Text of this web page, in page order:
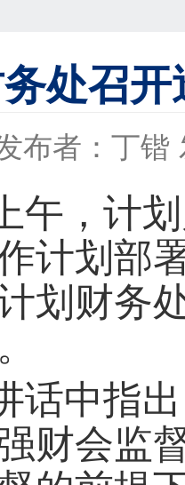
处召开
布者：丁锴
午，计
计划部
划财务
话中指
财会监